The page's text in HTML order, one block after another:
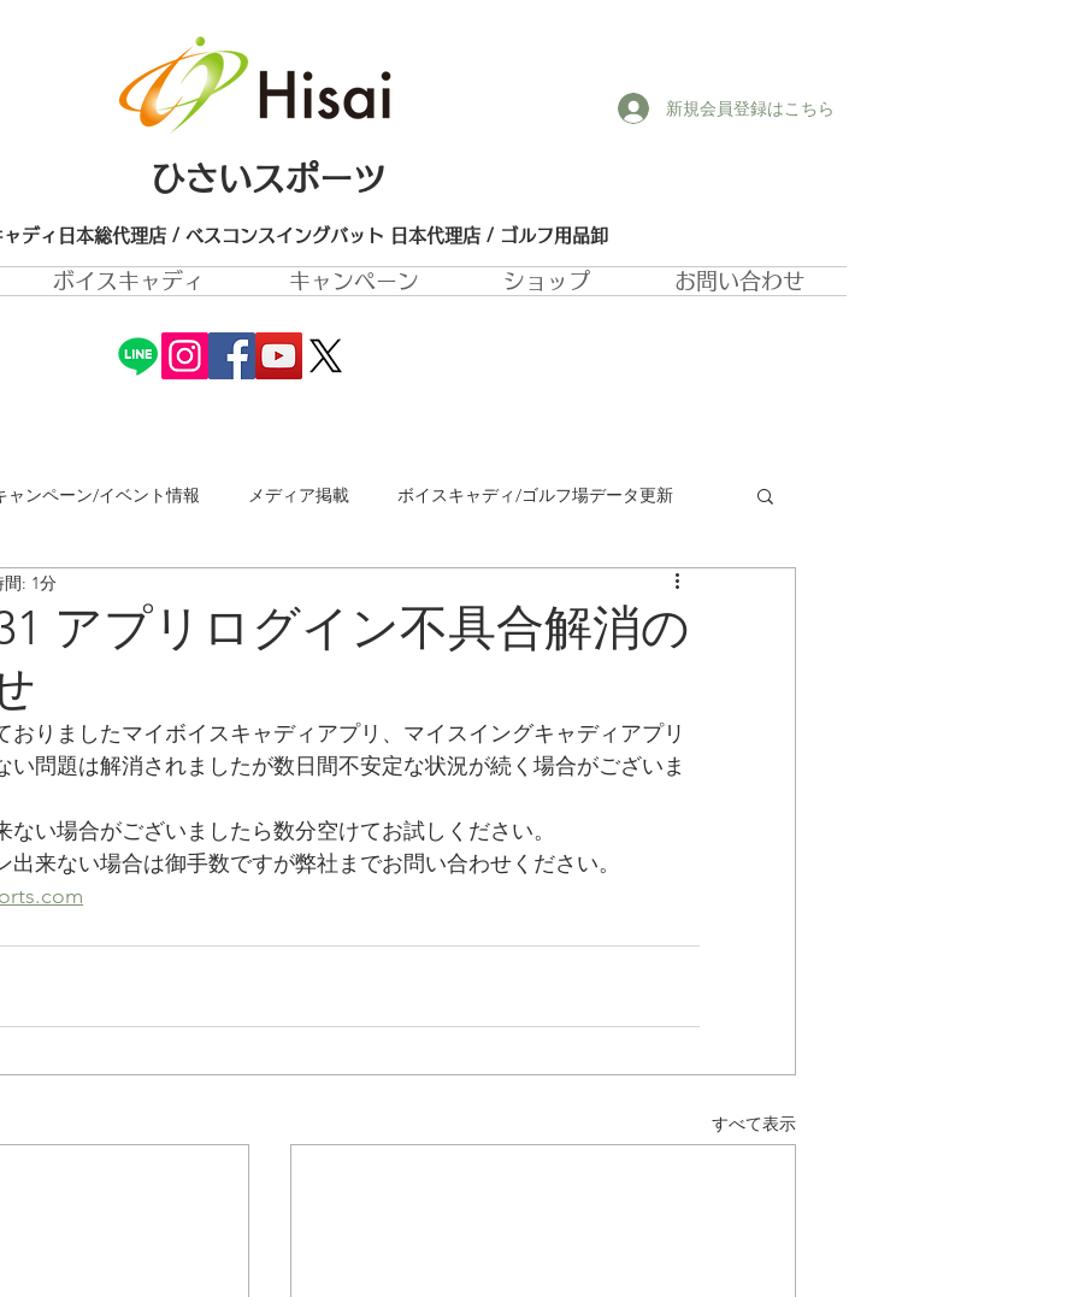
新規会員登録はこちら
ひさいスポーツ
ャディ日本総代理店 / ベスコンスイングバット 日本代理店​ / ゴルフ用品卸
ボイスキャディ キャンペーン ショップ お問い合わせ
ャンペーン/イベント情報 メディア掲載 ボイスキャディ/ゴルフ場データ更新
情報
アプリログイン不具合解消の
間: 1分
おりましたマイボイスキャディアプリ、マイスイングキャディアプリ
い問題は解消されましたが数日間不安定な状況が続く場合がございま
ない場合がございましたら数分空けてお試しください。
出来ない場合は御手数ですが弊社までお問い合わせください。
すべて表示